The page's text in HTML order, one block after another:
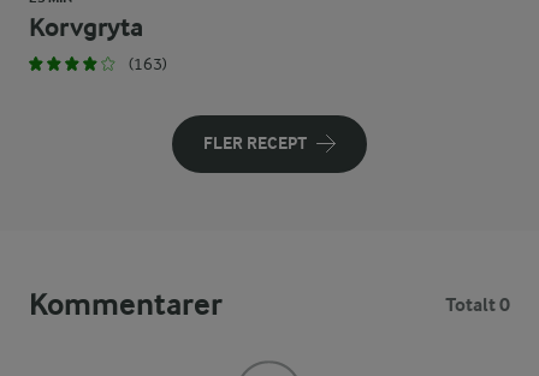
Korvgryta
(163)
FLER RECEPT
Kommentarer Totalt 0